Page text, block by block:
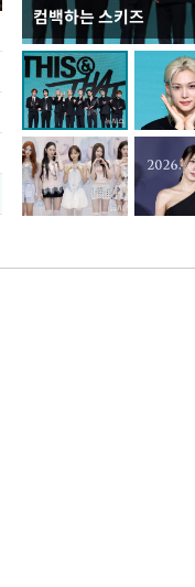
컴백하는 스키즈
지석천 뒤덮은 개구리